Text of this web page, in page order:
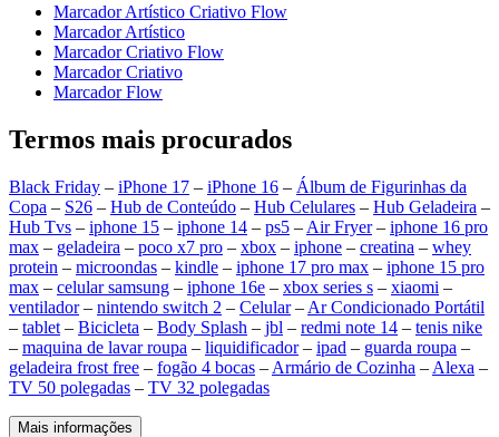
Marcador Artístico Criativo Flow
Marcador Artístico
Marcador Criativo Flow
Marcador Criativo
Marcador Flow
Termos mais procurados
Black Friday – iPhone 17 – iPhone 16 – Álbum de Figurinhas da
Copa – S26 – Hub de Conteúdo – Hub Celulares – Hub Geladeira –
Hub Tvs – iphone 15 – iphone 14 – ps5 – Air Fryer– iphone 16 pro
max – geladeira – poco x7 pro – xbox – iphone – creatina – whey
protein – microondas – kindle – iphone 17 pro max – iphone 15 pro
max – celular samsung – iphone 16e – xbox series s – xiaomi –
ventilador– nintendo switch 2 – Celular– Ar Condicionado Portátil
– tablet – Bicicleta – Body Splash – jbl – redmi note 14 – tenis nike
– maquina de lavar roupa – liquidificador– ipad – guarda roupa –
geladeira frost free – fogão 4 bocas – Armário de Cozinha – Alexa –
TV 50 polegadas – TV 32 polegadas
Mais informações